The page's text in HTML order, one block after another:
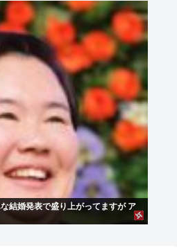
結婚発表で盛り上がってますが ア